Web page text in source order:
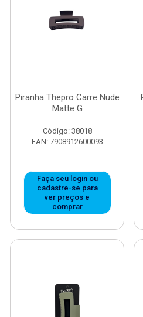
Piranha Thepro Carre Nude
Matte G
Código: 38018
EAN: 7908912600093
Faça seu login ou
cadastre-se para
ver preços e
comprar